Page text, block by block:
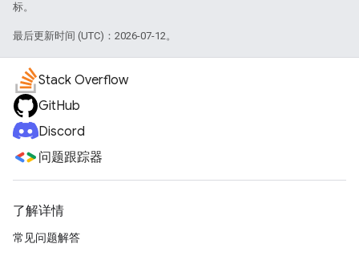
标。
最后更新时间 (UTC)：2026-07-12。
Stack Overflow
GitHub
Discord
问题跟踪器
了解详情
常见问题解答